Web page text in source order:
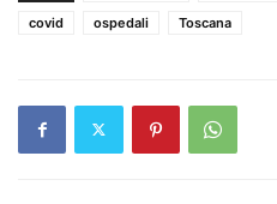
covid
ospedali Toscana